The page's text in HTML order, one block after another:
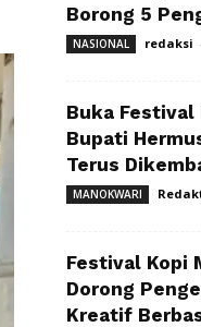
Borong 5
NASIONAL redaksi -
Buka Festival
Bupati
Terus
MANOKWARI
Festival Kopi
Dorong
Kreatif